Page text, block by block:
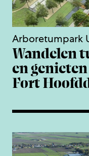
Arboretumpark
Wandelen
en
Fort